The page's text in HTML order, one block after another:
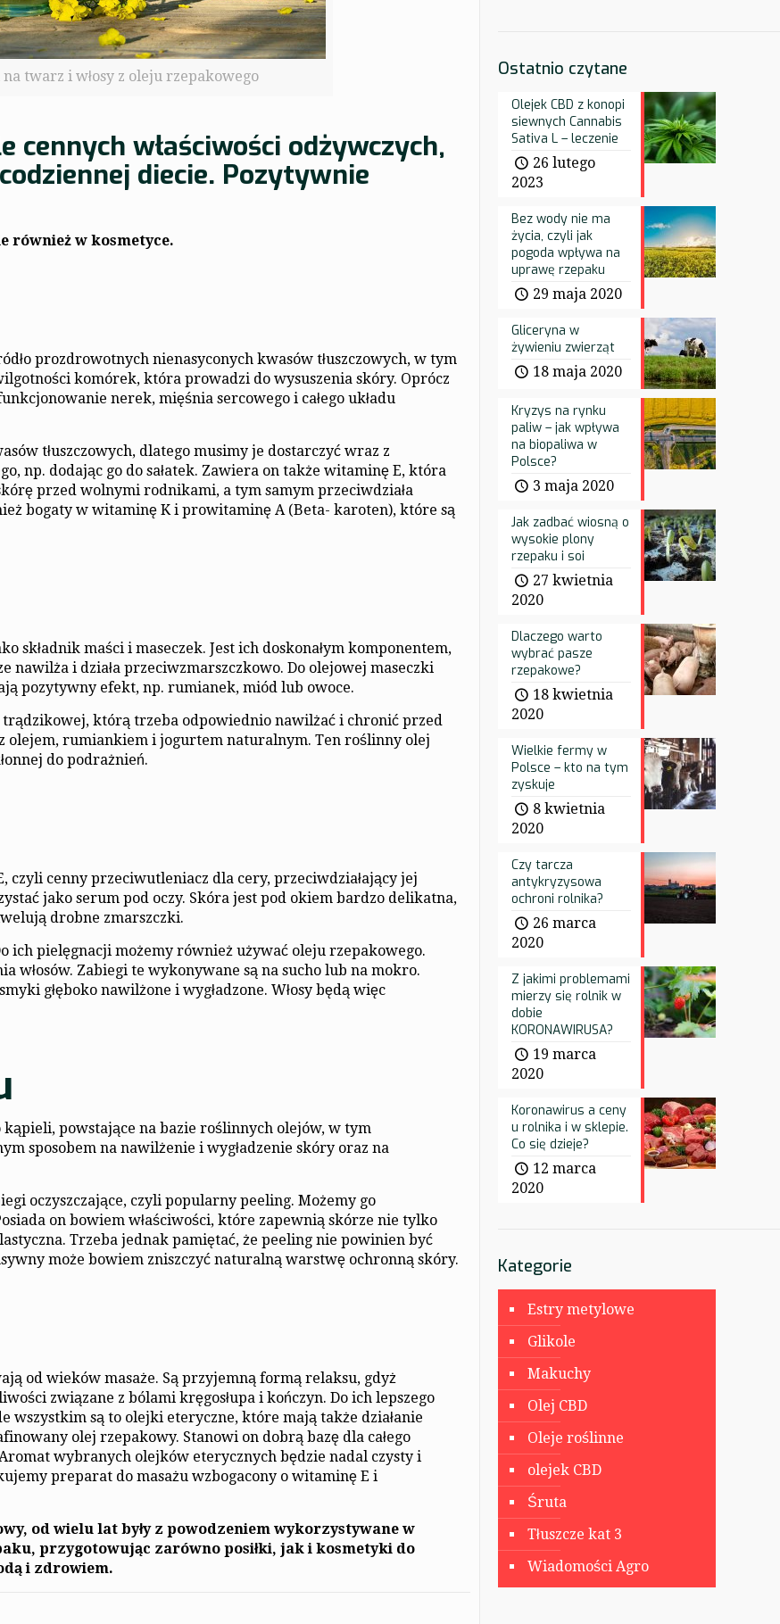
twarz i włosy z oleju rzepakowego
cennych właściwości odżywczych,
diecie. Pozytywnie
również w kosmetyce.
prozdrowotnych nienasyconych kwasów tłuszczowych, w tym
komórek, która prowadzi do wysuszenia skóry. Oprócz
nerek, mięśnia sercowego i całego układu
tłuszczowych, dlatego musimy je dostarczyć wraz z
np. dodając go do sałatek. Zawiera on także witaminę E, która
przed wolnymi rodnikami, a tym samym przeciwdziała
bogaty w witaminę K i prowitaminę A (Beta- karoten), które są
składnik maści i maseczek. Jest ich doskonałym komponentem,
nawilża i działa przeciwzmarszczkowo. Do olejowej maseczki
pozytywny efekt, np. rumianek, miód lub owoce.
którą trzeba odpowiednio nawilżać i chronić przed
olejem, rumiankiem i jogurtem naturalnym. Ten roślinny olej
do podrażnień.
czyli cenny przeciwutleniacz dla cery, przeciwdziałający jej
jako serum pod oczy. Skóra jest pod okiem bardzo delikatna,
drobne zmarszczki.
ich pielęgnacji możemy również używać oleju rzepakowego.
włosów. Zabiegi te wykonywane są na sucho lub na mokro.
głęboko nawilżone i wygładzone. Włosy będą więc
powstające na bazie roślinnych olejów, w tym
sposobem na nawilżenie i wygładzenie skóry oraz na
oczyszczające, czyli popularny peeling. Możemy go
on bowiem właściwości, które zapewnią skórze nie tylko
Trzeba jednak pamiętać, że peeling nie powinien być
może bowiem zniszczyć naturalną warstwę ochronną skóry.
od wieków masaże. Są przyjemną formą relaksu, gdyż
związane z bólami kręgosłupa i kończyn. Do ich lepszego
wszystkim są to olejki eteryczne, które mają także działanie
olej rzepakowy. Stanowi on dobrą bazę dla całego
wybranych olejków eterycznych będzie nadal czysty i
preparat do masażu wzbogacony o witaminę E i
od wielu lat były z powodzeniem wykorzystywane w
przygotowując zarówno posiłki, jak i kosmetyki do
i zdrowiem.
Ostatnio czytane
Olejek CBD z konopi
siewnych Cannabis
Sativa L – leczenie
26 lutego
2023
Bez wody nie ma
życia, czyli jak
pogoda wpływa na
uprawę rzepaku
29 maja 2020
Gliceryna w
żywieniu zwierząt
18 maja 2020
Kryzys na rynku
paliw – jak wpływa
na biopaliwa w
Polsce?
3 maja 2020
Jak zadbać wiosną o
wysokie plony
rzepaku i soi
27 kwietnia
2020
Dlaczego warto
wybrać pasze
rzepakowe?
18 kwietnia
2020
Wielkie fermy w
Polsce – kto na tym
zyskuje
8 kwietnia
2020
Czy tarcza
antykryzysowa
ochroni rolnika?
26 marca
2020
Z jakimi problemami
mierzy się rolnik w
dobie
KORONAWIRUSA?
19 marca
2020
Koronawirus a ceny
u rolnika i w sklepie.
Co się dzieje?
12 marca
2020
Kategorie
Estry metylowe
Glikole
Makuchy
Olej CBD
Oleje roślinne
olejek CBD
Śruta
Tłuszcze kat 3
Wiadomości Agro